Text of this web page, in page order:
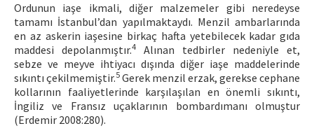
Ordunun iaşe ikmali, diğer malzemeler gibi neredeyse
tamamı İstanbul’dan yapılmaktaydı. Menzil ambarlarında
en az askerin iaşesine birkaç hafta yetebilecek kadar gıda
maddesi depolanmıştır.4
Alınan tedbirler nedeniyle et,
sebze ve meyve ihtiyacı dışında diğer iaşe maddelerinde
sıkıntı çekilmemiştir.5 Gerek menzil erzak, gerekse cephane
kollarının faaliyetlerinde karşılaşılan en önemli sıkıntı,
İngiliz ve Fransız uçaklarının bombardımanı olmuştur
(Erdemir 2008:280).